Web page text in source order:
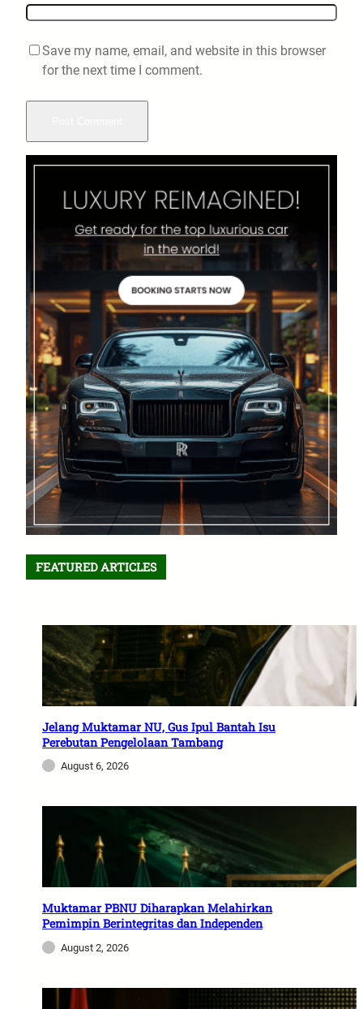
Save my name, email, and website in this browser
for the next time I comment.
FEATURED ARTICLES
Jelang Muktamar NU, Gus Ipul Bantah Isu
Perebutan Pengelolaan Tambang
August 6, 2026
Muktamar PBNU Diharapkan Melahirkan
Pemimpin Berintegritas dan Independen
August 2, 2026